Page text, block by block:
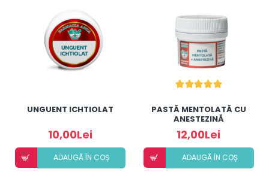
UNGUENT ICHTIOLAT
10,00Lei
ADAUGÃ ÎN COȘ
PASTĂ MENTOLATĂ CU
ANESTEZINĂ
12,00Lei
ADAUGÃ ÎN COȘ